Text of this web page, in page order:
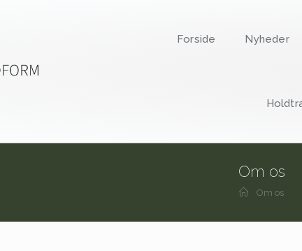
Forside Nyheder
Om os
Om os